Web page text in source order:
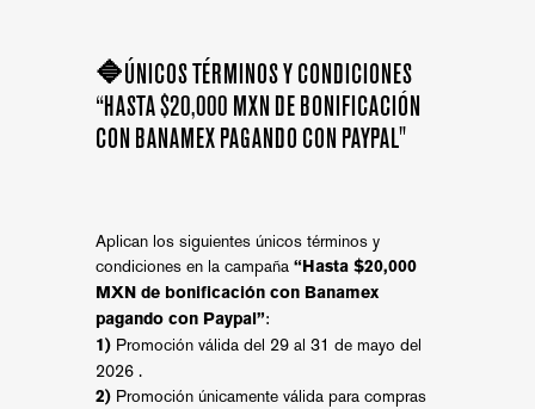
🔷ÚNICOS TÉRMINOS Y CONDICIONES
“HASTA $20,000 MXN DE BONIFICACIÓN
CON BANAMEX PAGANDO CON PAYPAL"
Aplican los siguientes únicos términos y
condiciones en la campaña “Hasta $20,000
MXN de bonificación con Banamex
pagando con Paypal”:
1) Promoción válida del 29 al 31 de mayo del
2026 .
2) Promoción únicamente válida para compras